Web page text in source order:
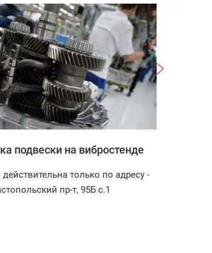
Записаться
подвески на вибростенде
только по адресу -
пр-т, 95Б с.1